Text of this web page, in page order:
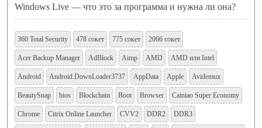
Windows Live — что это за программа и нужна ли она?
360 Total Security 478 сокет 775 сокет 2066 сокет
Acer Backup Manager AdBlock Aimp AMD AMD или Intel
Android Android.DownLoader3737 AppData Apple Avidemux
BeautySnap bios Blockchain Boot Browser Cainiao Super Economy
Chrome Citrix Online Launcher CVV2 DDR2 DDR3